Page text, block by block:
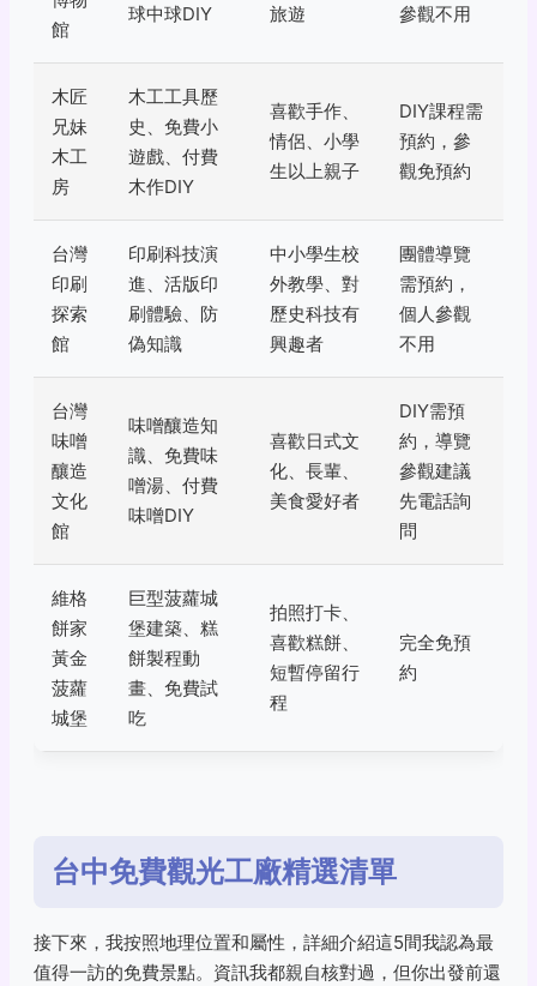
館
球中球DIY
旅遊
參觀不用
木匠
兄妹
木工
房
木工工具歷
史、免費小
遊戲、付費
木作DIY
喜歡手作、
情侶、小學
生以上親子
DIY課程需
預約，參
觀免預約
台灣
印刷
探索
館
印刷科技演
進、活版印
刷體驗、防
偽知識
中小學生校
外教學、對
歷史科技有
興趣者
團體導覽
需預約，
個人參觀
不用
台灣
味噌
釀造
文化
館
味噌釀造知
識、免費味
噌湯、付費
味噌DIY
喜歡日式文
化、長輩、
美食愛好者
DIY需預
約，導覽
參觀建議
先電話詢
問
維格
餅家
黃金
菠蘿
城堡
巨型菠蘿城
堡建築、糕
餅製程動
畫、免費試
吃
拍照打卡、
喜歡糕餅、
短暫停留行
程
完全免預
約
台中免費觀光工廠精選清單
接下來，我按照地理位置和屬性，詳細介紹這5間我認為最
值得一訪的免費景點。資訊我都親自核對過，但你出發前還